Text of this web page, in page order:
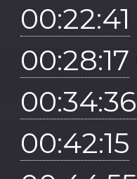
00:22:41
00:28:17
00:34:36
00:42:15